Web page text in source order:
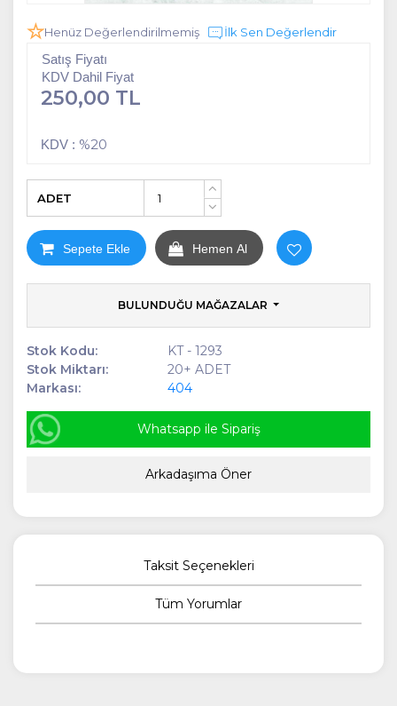
Henüz Değerlendirilmemiş İlk Sen Değerlendir
Satış Fiyatı
KDV Dahil Fiyat
250,00 TL
KDV : %20
+
ADET
Sepete Ekle Hemen Al
BULUNDUĞU MAĞAZALAR
Stok Kodu:
KT - 1293
Stok Miktarı:
20+ ADET
Markası:
404
Whatsapp ile Sipariş
Arkadaşıma Öner
Taksit Seçenekleri
Tüm Yorumlar